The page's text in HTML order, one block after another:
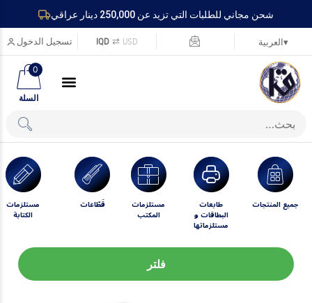
شحن مجاني للطلبات التي تزيد عن 250,000 دينار عراقي
تسجيل الدخول IQD ⇄ USD العربية▾
0
السلة
جميع المنتجات طابعات
البطاقات و
مستلزماتها
مستلزمات
المكتب
قَطّاعات مستلزمات
الكتابة
فلتر